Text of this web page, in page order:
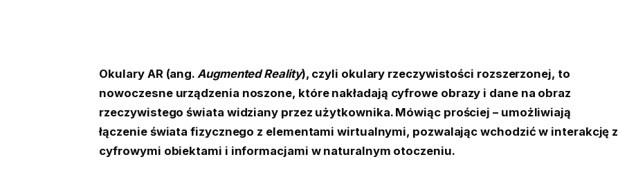
Okulary AR (ang.Augmented Reality), czyli okulary rzeczywistości rozszerzonej, to
nowoczesne urządzenia noszone, które nakładają cyfrowe obrazy i dane na obraz
rzeczywistego świata widziany przez użytkownika. Mówiąc prościej – umożliwiają
łączenie świata fizycznego z elementami wirtualnymi, pozwalając wchodzić w interakcję z
cyfrowymi obiektami i informacjami w naturalnym otoczeniu.